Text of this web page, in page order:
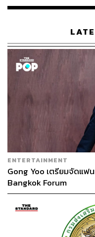
เรือนไทยที่ถูกซุกไว้
ENTERTAINMENT
Gong Yoo เตรียมจัดแ
Bangkok Forum